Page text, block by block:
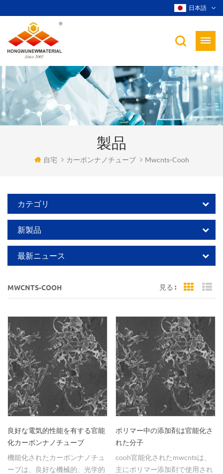
日本語
製品
自宅 カーボンナノチューブ Mwcnts-Cooh
カテゴリ
新製品
最新ニュース
MWCNTS-COOH 見る : Grid
良好な電気的性能を有する官能
化カーボンナノチューブ
機能化されたカーボンナノチュ
ーブは、良好な機械的、光学的
ポリマー中の添加剤は官能化さ
れた分子
cooh官能化されたmwcntsは、
主にポリマー添加剤で使用され